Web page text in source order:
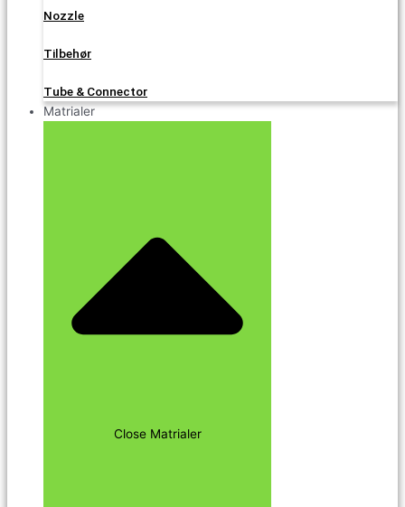
Nozzle
Tilbehør
Tube & Connector
Matrialer
Close Matrialer